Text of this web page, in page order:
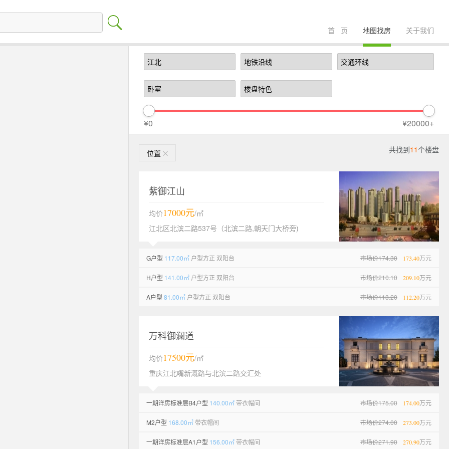
首 页 地图找房 关于我们
¥0 ¥20000+
位置 共找到11个楼盘
紫御江山
均价17000元/㎡
江北区北滨二路537号（北滨二路,朝天门大桥旁)
G户型 117.00㎡ 户型方正 双阳台 市场价174.30 173.40万元
H户型 141.00㎡ 户型方正 双阳台 市场价210.10 209.10万元
A户型 81.00㎡ 户型方正 双阳台 市场价113.20 112.20万元
万科御澜道
均价17500元/㎡
重庆江北嘴新溉路与北滨二路交汇处
一期洋房标准层B4户型 140.00㎡带衣帽间 市场价175.00 174.00万元
M2户型 168.00㎡带衣帽间 市场价274.00 273.00万元
一期洋房标准层A1户型 156.00㎡带衣帽间 市场价271.90 270.90万元